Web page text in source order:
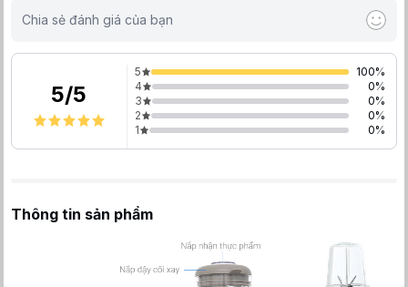
Chia sẻ đánh giá của bạn
5/5
5 100%
4
0%
3
0%
2
0%
1
0%
Thông tin sản phẩm